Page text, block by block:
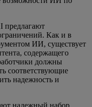
предлагают
Как и в
ИИ, существует
содержащего
должны
соответствующие
надежность и
надежный набор